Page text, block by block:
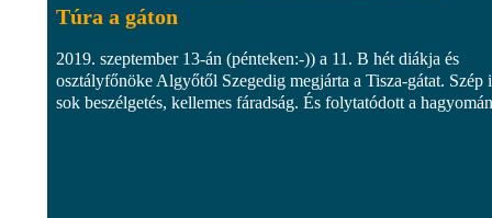
Túra a gáton
2019. szeptember 13-án (pénteken:-)) a 11. B hét diákja és
osztályfőnöke Algyőtől Szegedig megjárta a Tisza-gátat. Szép
sok beszélgetés, kellemes fáradság. És folytatódott a